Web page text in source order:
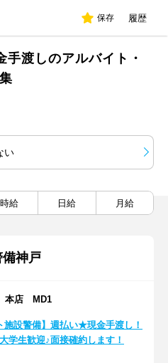
保存 履歴
手渡しのアルバイト・
い
時給 日給 月給
神戸
本店 MD1
施設警備】週払い★現金手渡し！
学生歓迎♪面接確約します！